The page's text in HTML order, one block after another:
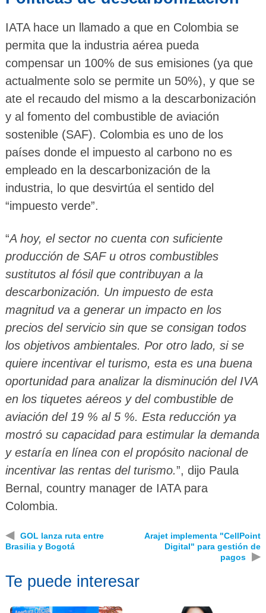
IATA hace un llamado a que en Colombia se
permita que la industria aérea pueda
compensar un 100% de sus emisiones (ya que
actualmente solo se permite un 50%), y que se
ate el recaudo del mismo a la descarbonización
y al fomento del combustible de aviación
sostenible (SAF). Colombia es uno de los
países donde el impuesto al carbono no es
empleado en la descarbonización de la
industria, lo que desvirtúa el sentido del
“impuesto verde”.
“A hoy, el sector no cuenta con suficiente
producción de SAF u otros combustibles
sustitutos al fósil que contribuyan a la
descarbonización. Un impuesto de esta
magnitud va a generar un impacto en los
precios del servicio sin que se consigan todos
los objetivos ambientales. Por otro lado, si se
quiere incentivar el turismo, esta es una buena
oportunidad para analizar la disminución del IVA
en los tiquetes aéreos y del combustible de
aviación del 19 % al 5 %. Esta reducción ya
mostró su capacidad para estimular la demanda
y estaría en línea con el propósito nacional de
incentivar las rentas del turismo.”, dijo Paula
Bernal, country manager de IATA para
Colombia.
◀
GOL lanza ruta entre
Brasilia y Bogotá
Arajet implementa "CellPoint
Digital" para gestión de
pagos
▶
Te puede interesar